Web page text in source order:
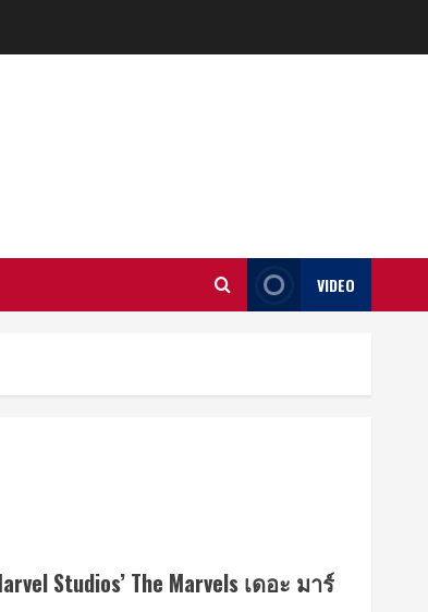
VIDEO
Studios’ The Marvels เดอะ มาร์